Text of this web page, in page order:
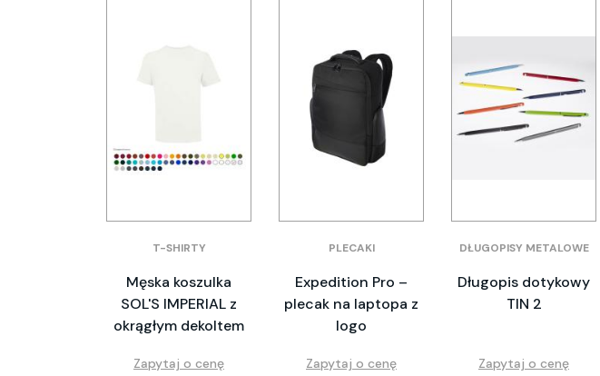
T-SHIRTY
Męska koszulka
SOL'S IMPERIAL z
okrągłym dekoltem
Zapytaj o cenę
PLECAKI
Expedition Pro –
plecak na laptopa z
logo
Zapytaj o cenę
DŁUGOPISY METALOWE
Długopis dotykowy
TIN 2
Zapytaj o cenę